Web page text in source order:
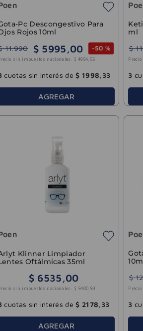
Pc Descongestivo Para
Rojos 10ml
11.990 $ 5995 ,00 -50 %
sin impuestos nacionales: $ 4954, 55
cuotas sin interés de $ 1998 33
AGREGAR
ml
$ 11
3
Klinner Limpiador
Oftálmicas 35ml
$ 6535 ,00
sin impuestos nacionales: $ 5400, 83
cuotas sin interés de $ 2178 33
AGREGAR
$ 12
3